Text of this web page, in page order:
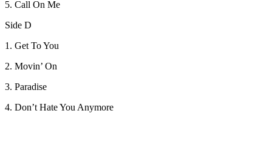
5. Call On Me
Side D
1. Get To You
2. Movin’ On
3. Paradise
4. Don’t Hate You Anymore